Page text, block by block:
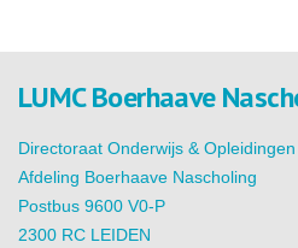
LUMC Boerhaave
Directoraat Onderwijs & Opleidingen
Afdeling Boerhaave Nascholing
Postbus 9600 V0-P
2300 RC LEIDEN